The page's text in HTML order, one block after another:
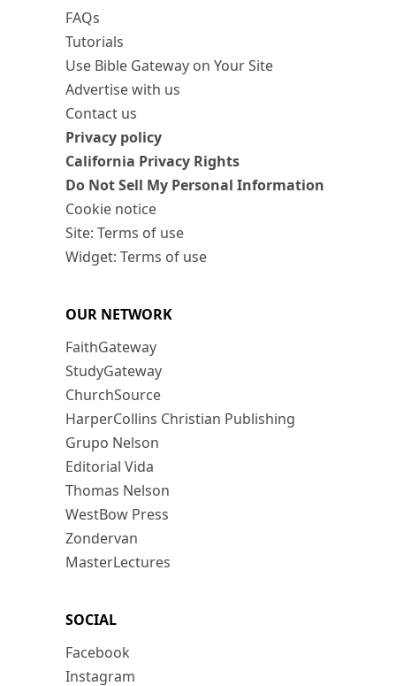
FAQs
Tutorials
Use Bible Gateway on Your Site
Advertise with us
Contact us
Privacy policy
California Privacy Rights
Do Not Sell My Personal Information
Cookie notice
Site: Terms of use
Widget: Terms of use
OUR NETWORK
FaithGateway
StudyGateway
ChurchSource
HarperCollins Christian Publishing
Grupo Nelson
Editorial Vida
Thomas Nelson
WestBow Press
Zondervan
MasterLectures
SOCIAL
Facebook
Instagram